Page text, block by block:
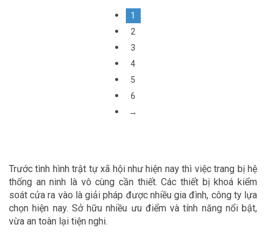
1
2
3
4
5
6
→
Trước tình hình trật tự xã hội như hiện nay thì việc trang bị hệ
thống an ninh là vô cùng cần thiết. Các thiết bị khoá kiểm
soát cửa ra vào là giải pháp được nhiều gia đình, công ty lựa
chọn hiện nay. Sở hữu nhiều ưu điểm và tính năng nổi bật,
vừa an toàn lại tiện nghi.